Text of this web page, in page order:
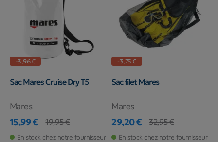
-3,96 €
Sac Mares Cruise Dry T5
Mares
Prix
15,99 €
Prix de base
19,95 €
En stock chez notre fournisseur
-3,75 €
Sac filet Mares
Mares
Prix
29,20 €
Prix de base
32,95 €
En stock chez notre fournisseur